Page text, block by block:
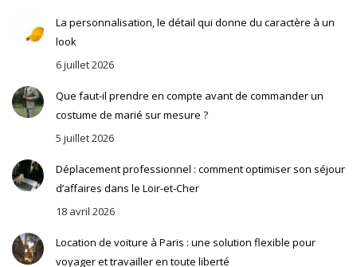
La personnalisation, le détail qui donne du caractère à un
look
6 juillet 2026
Que faut-il prendre en compte avant de commander un
costume de marié sur mesure ?
5 juillet 2026
Déplacement professionnel : comment optimiser son séjour
d’affaires dans le Loir-et-Cher
18 avril 2026
Location de voiture à Paris : une solution flexible pour
voyager et travailler en toute liberté